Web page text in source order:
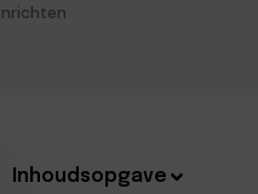
Inhoudsopgave